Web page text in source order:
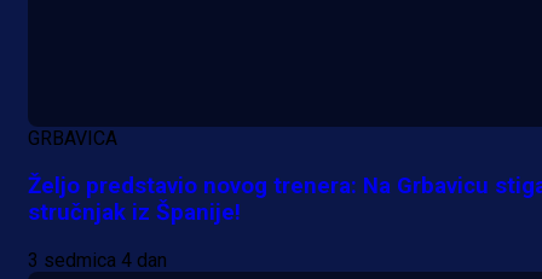
Kako je ocijenjen nastup
1 h 2 min
GRBAVICA
Željo predstavio novog trenera: Na Grbavicu
stručnjak iz Španije!
3 sedmica 4 dan